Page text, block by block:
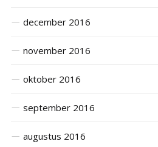
december 2016
november 2016
oktober 2016
september 2016
augustus 2016